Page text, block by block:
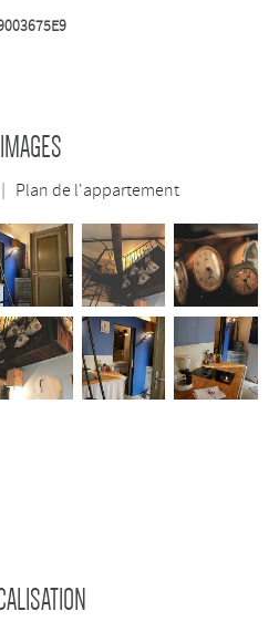
IMAGES
Plan de l'appartement